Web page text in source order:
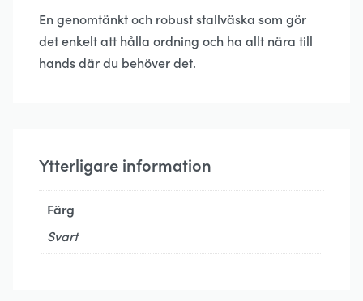
En genomtänkt och robust stallväska som gör
det enkelt att hålla ordning och ha allt nära till
hands där du behöver det.
Ytterligare information
Färg
Svart